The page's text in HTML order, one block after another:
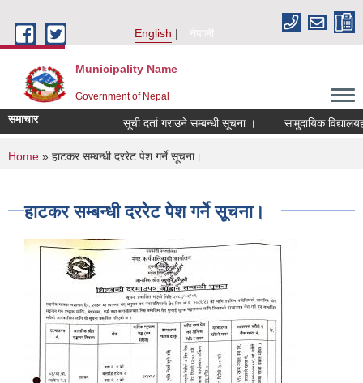
English
नेपाली
Municipality Name
Government of Nepal
समाचार सूची दर्ता गराउने सम्बन्धी सूचना । सामुदायिक
You are here
Home » हाटकर सम्बन्धी दररेट पेश गर्ने सूचना।
हाटकर सम्बन्धी दररेट पेश गर्ने सूचना।